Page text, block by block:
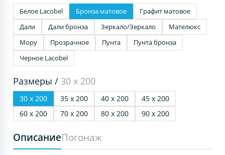
Белое Lacobel Бронза матовое
Графит матовое
Дали
Дали бронза Зеркало/Зеркало
Мателюкс
Мору
Прозрачное Пунта
Пунта бронза
Черное Lacobel
Размеры / 30 х 200
30 х 200 35 х 200 40 х 200
45 х 200
60 х 200
70 х 200 80 х 200 90 х 200
ОписаниеПогонаж